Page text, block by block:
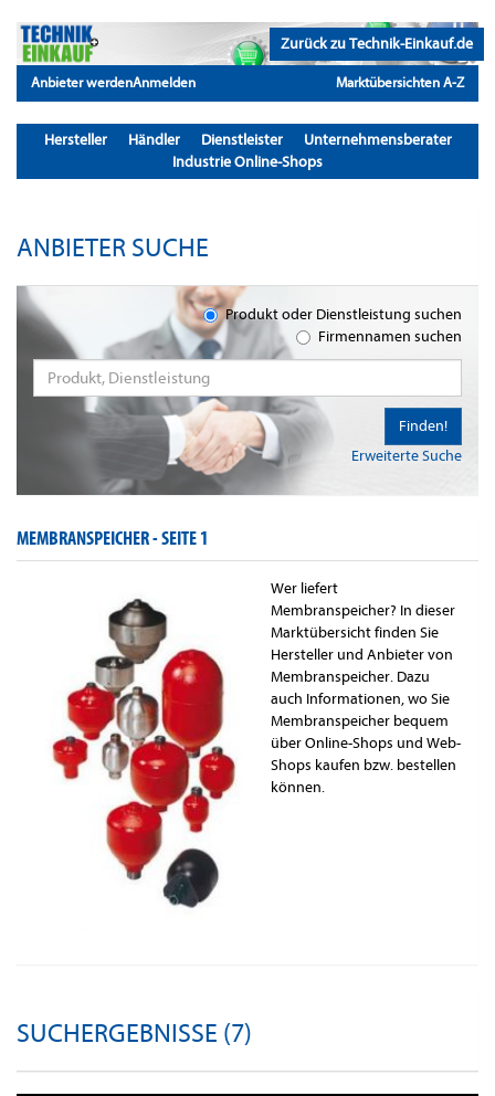
Zurück zu Technik-Einkauf.de
Anbieter werdenAnmelden Marktübersichten A-Z
Hersteller Händler Dienstleister
Unternehmensberater
Industrie Online-Shops
ANBIETER SUCHE
Produkt oder Dienstleistung suchen
Firmennamen suchen
Erweiterte Suche
Finden!
MEMBRANSPEICHER -SEITE 1
Wer liefert
Membranspeicher? In dieser
Marktübersicht finden Sie
Hersteller und Anbieter von
Membranspeicher. Dazu
auch Informationen, wo Sie
Membranspeicher bequem
über Online-Shops und Web-
Shops kaufen bzw. bestellen
können.
SUCHERGEBNISSE (7)